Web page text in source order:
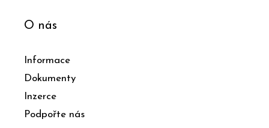
O nás
Informace
Dokumenty
Inzerce
Podpořte nás